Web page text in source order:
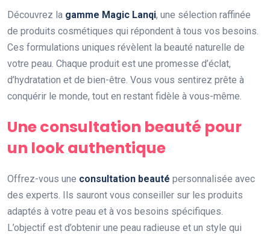
Découvrez la gamme Magic Lanqi, une sélection raffinée
de produits cosmétiques qui répondent à tous vos besoins.
Ces formulations uniques révèlent la beauté naturelle de
votre peau. Chaque produit est une promesse d’éclat,
d’hydratation et de bien-être. Vous vous sentirez prête à
conquérir le monde, tout en restant fidèle à vous-même.
Une consultation beauté pour
un look authentique
Offrez-vous une consultation beauté personnalisée avec
des experts. Ils sauront vous conseiller sur les produits
adaptés à votre peau et à vos besoins spécifiques.
L’objectif est d’obtenir une peau radieuse et un style qui